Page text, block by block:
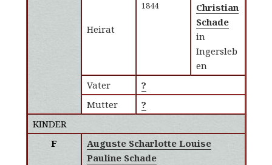
Heirat
1844
Christian
Schade
in
Ingersleb
en
Vater
?
Mutter
?
KINDER
F
Auguste Scharlotte Louise
Pauline Schade